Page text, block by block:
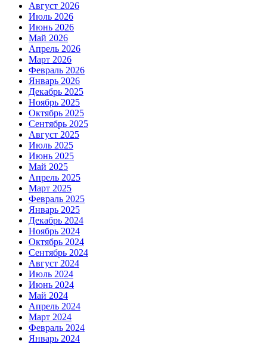
Август 2026
Июль 2026
Июнь 2026
Май 2026
Апрель 2026
Март 2026
Февраль 2026
Январь 2026
Декабрь 2025
Ноябрь 2025
Октябрь 2025
Сентябрь 2025
Август 2025
Июль 2025
Июнь 2025
Май 2025
Апрель 2025
Март 2025
Февраль 2025
Январь 2025
Декабрь 2024
Ноябрь 2024
Октябрь 2024
Сентябрь 2024
Август 2024
Июль 2024
Июнь 2024
Май 2024
Апрель 2024
Март 2024
Февраль 2024
Январь 2024